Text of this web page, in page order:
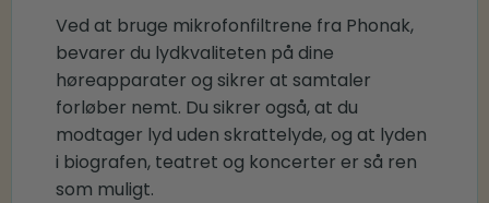
Ved at bruge mikrofonfiltrene fra Phonak,
bevarer du lydkvaliteten på dine
høreapparater og sikrer at samtaler
forløber nemt. Du sikrer også, at du
modtager lyd uden skrattelyde, og at lyden
i biografen, teatret og koncerter er så ren
som muligt.